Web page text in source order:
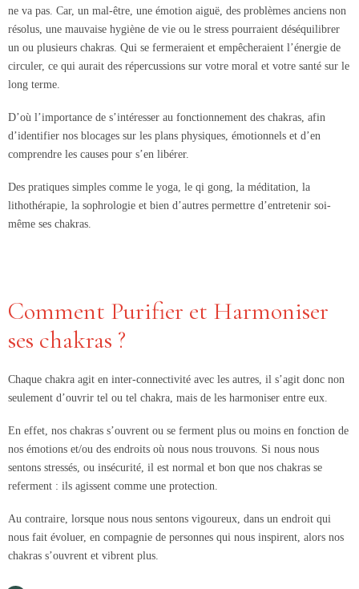
ne va pas. Car, un mal-être, une émotion aiguë, des problèmes anciens non
résolus, une mauvaise hygiène de vie ou le stress pourraient déséquilibrer
un ou plusieurs chakras. Qui se fermeraient et empêcheraient l’énergie de
circuler, ce qui aurait des répercussions sur votre moral et votre santé sur le
long terme.
D’où l’importance de s’intéresser au fonctionnement des chakras, afin
d’identifier nos blocages sur les plans physiques, émotionnels et d’en
comprendre les causes pour s’en libérer.
Des pratiques simples comme le yoga, le qi gong, la méditation, la
lithothérapie, la sophrologie et bien d’autres permettre d’entretenir soi-
même ses chakras.
Comment Purifier et Harmoniser
ses chakras ?
Chaque chakra agit en inter-connectivité avec les autres, il s’agit donc non
seulement d’ouvrir tel ou tel chakra, mais de les harmoniser entre eux.
En effet, nos chakras s’ouvrent ou se ferment plus ou moins en fonction de
nos émotions et/ou des endroits où nous nous trouvons. Si nous nous
sentons stressés, ou insécurité, il est normal et bon que nos chakras se
referment : ils agissent comme une protection.
Au contraire, lorsque nous nous sentons vigoureux, dans un endroit qui
nous fait évoluer, en compagnie de personnes qui nous inspirent, alors nos
chakras s’ouvrent et vibrent plus.